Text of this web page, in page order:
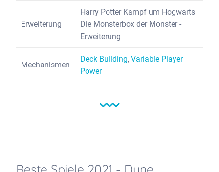
Erweiterung
Harry Potter Kampf um Hogwarts
Die Monsterbox der Monster -
Erweiterung
Mechanismen
Deck Building, Variable Player
Power
Beste Spiele 2021 - Dune